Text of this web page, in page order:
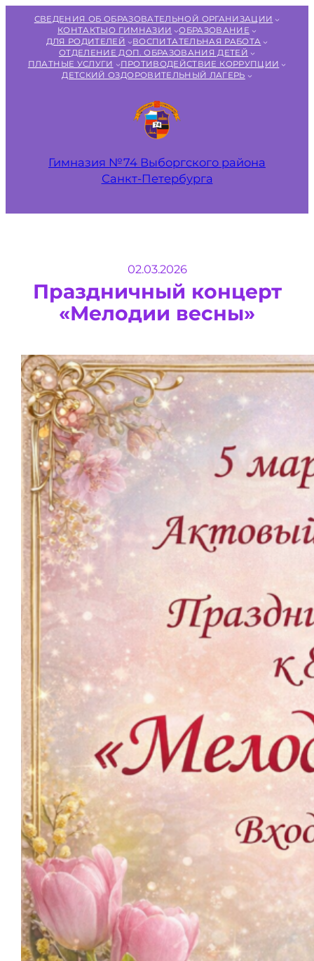
Перейти
содержимому
СВЕДЕНИЯ ОБ ОБРАЗОВАТЕЛЬНОЙ ОРГАНИЗАЦИИ
КОНТАКТЫО ГИМНАЗИИ
ОБРАЗОВАНИЕ
ДЛЯ РОДИТЕЛЕЙ
ВОСПИТАТЕЛЬНАЯ РАБОТА
ОТДЕЛЕНИЕ ДОП. ОБРАЗОВАНИЯ ДЕТЕЙ
ПЛАТНЫЕ УСЛУГИ
ПРОТИВОДЕЙСТВИЕ КОРРУПЦИИ
ДЕТСКИЙ ОЗДОРОВИТЕЛЬНЫЙ ЛАГЕРЬ
Гимназия №74 Выборгского района
Санкт‑Петербурга
02.03.2026
Праздничный концерт
«Мелодии весны»